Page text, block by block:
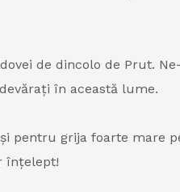
de dincolo de Prut.
în această lume.
grija foarte mare
înțelept!